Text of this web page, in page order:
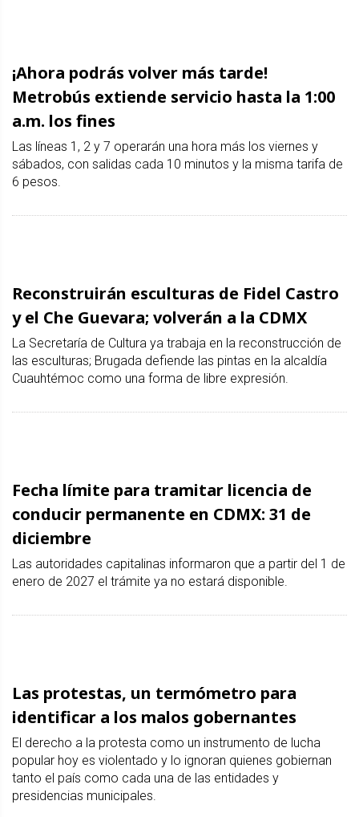
¡Ahora podrás volver más tarde!
Metrobús extiende servicio hasta la 1:00
a.m. los fines
Las líneas 1, 2 y 7 operarán una hora más los viernes y
sábados, con salidas cada 10 minutos y la misma tarifa de
6 pesos.
Reconstruirán esculturas de Fidel Castro
y el Che Guevara; volverán a la CDMX
La Secretaría de Cultura ya trabaja en la reconstrucción de
las esculturas; Brugada defiende las pintas en la alcaldía
Cuauhtémoc como una forma de libre expresión.
Fecha límite para tramitar licencia de
conducir permanente en CDMX: 31 de
diciembre
Las autoridades capitalinas informaron que a partir del 1 de
enero de 2027 el trámite ya no estará disponible.
Las protestas, un termómetro para
identificar a los malos gobernantes
El derecho a la protesta como un instrumento de lucha
popular hoy es violentado y lo ignoran quienes gobiernan
tanto el país como cada una de las entidades y
presidencias municipales.